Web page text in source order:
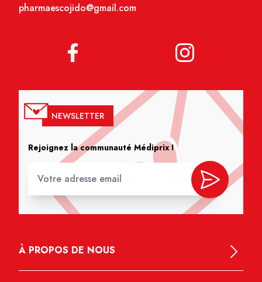
pharmaescojido@gmail.com
NEWSLETTER
Rejoignez la communauté Médiprix !
À PROPOS DE NOUS